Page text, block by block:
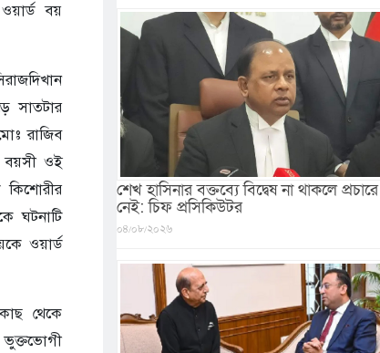
বয়
সাতটার
রাজিব
বয়সী ওই
কিশোরীর
ঘটনাটি
ওয়ার্ড
থেকে
শেখ হাসিনার বক্তব্যে বিদ্বেষ না থাকলে
নেই: চিফ প্রসিকিউটর
০৪/০৮/২০২৬